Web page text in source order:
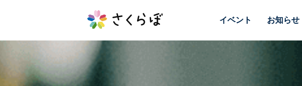
イベント お知らせ